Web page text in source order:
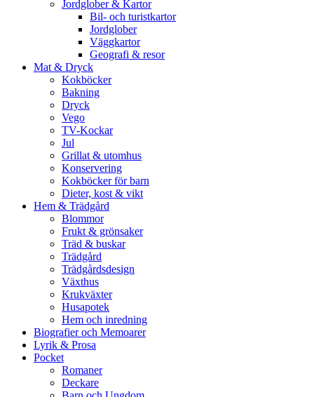
Jordglober & Kartor
Bil- och turistkartor
Jordglober
Väggkartor
Geografi & resor
Mat & Dryck
Kokböcker
Bakning
Dryck
Vego
TV-Kockar
Jul
Grillat & utomhus
Konservering
Kokböcker för barn
Dieter, kost & vikt
Hem & Trädgård
Blommor
Frukt & grönsaker
Träd & buskar
Trädgård
Trädgårdsdesign
Växthus
Krukväxter
Husapotek
Hem och inredning
Biografier och Memoarer
Lyrik & Prosa
Pocket
Romaner
Deckare